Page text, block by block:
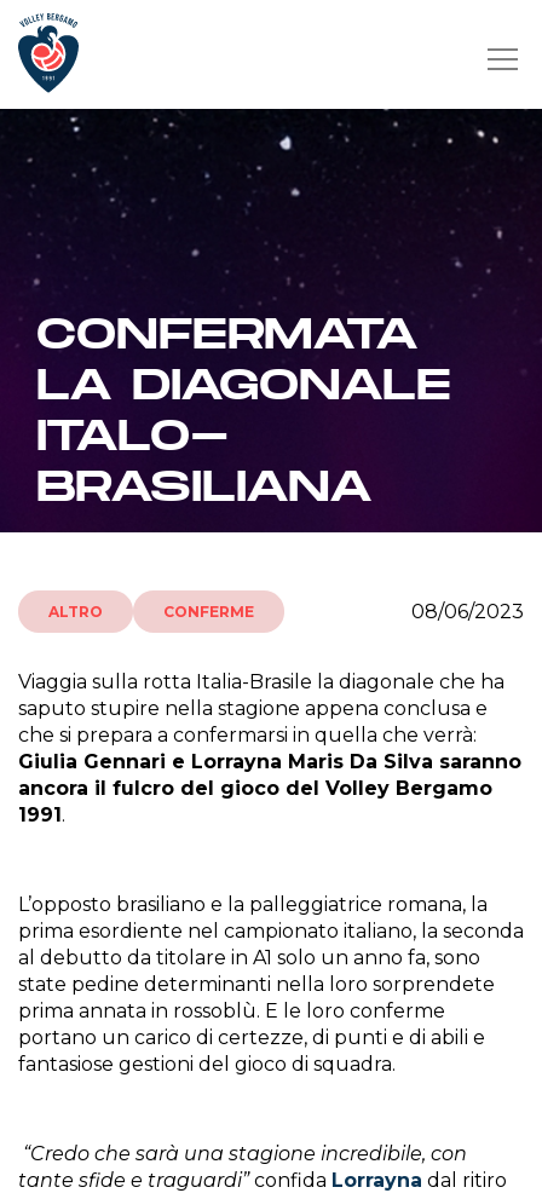
CONFERMATA
LA DIAGONALE
ITALO-
BRASILIANA
ALTRO CONFERME 08/06/2023
Viaggia sulla rotta Italia-Brasile la diagonale che ha
saputo stupire nella stagione appena conclusa e
che si prepara a confermarsi in quella che verrà:
Giulia Gennari e Lorrayna Maris Da Silva saranno
ancora il fulcro del gioco del Volley Bergamo
1991.
L’opposto brasiliano e la palleggiatrice romana, la
prima esordiente nel campionato italiano, la seconda
al debutto da titolare in A1 solo un anno fa, sono
state pedine determinanti nella loro sorprendete
prima annata in rossoblù. E le loro conferme
portano un carico di certezze, di punti e di abili e
fantasiose gestioni del gioco di squadra.
“Credo che sarà una stagione incredibile, con
tante sfide e traguardi”confida Lorrayna dal ritiro